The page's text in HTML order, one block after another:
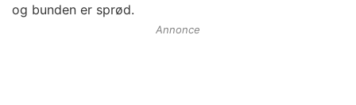
og bunden er sprød.
Annonce